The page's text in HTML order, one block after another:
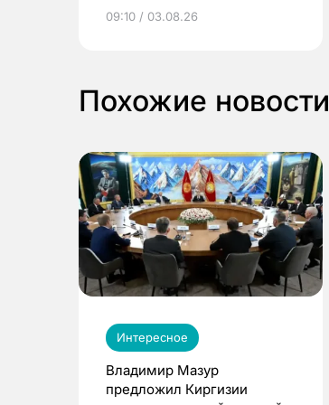
выиграть призы
09:10 / 03.08.26
Похожие новости
Интересное
Владимир Мазур
предложил Киргизии